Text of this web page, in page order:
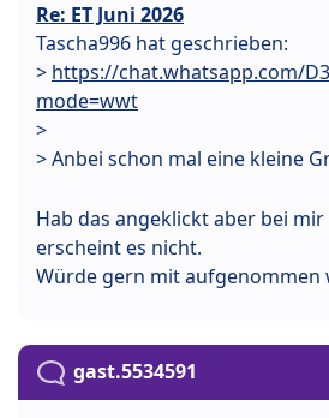
Re: ET Juni 2026
Tascha996 hat geschrieben:
> https://chat.whatsapp.com/
mode=wwt
>
> Anbei schon mal eine kleine
Hab das angeklickt aber bei
erscheint es nicht.
Würde gern mit aufgenommen
gast.5534591